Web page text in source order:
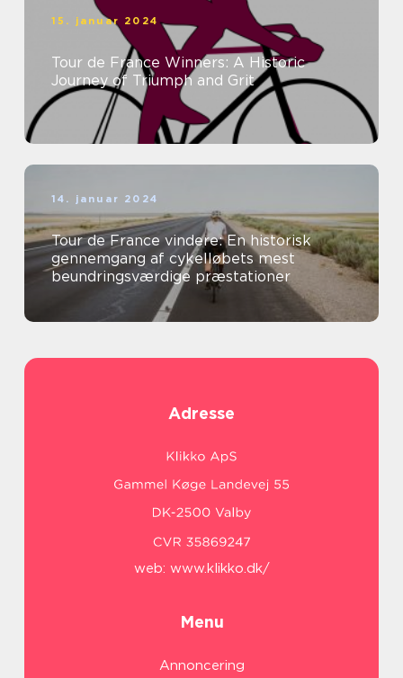
15. januar 2024
Tour de France Winners: A Historic
Journey of Triumph and Grit
14. januar 2024
Tour de France vindere: En historisk
gennemgang af cykelløbets mest
beundringsværdige præstationer
Adresse
web: www.klikko.dk/
Menu
Annoncering